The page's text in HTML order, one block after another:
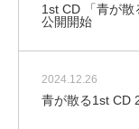
1st CD 「青が
公開開始
2024.12.26
青が散る1st CD